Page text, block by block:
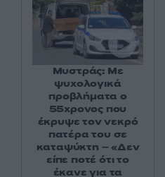
Μυστράς: Με
ψυχολογικά
προβλήματα ο
55χρονος που
έκρυψε τον νεκρό
πατέρα του σε
καταψύκτη – «Δεν
είπε ποτέ ότι το
έκανε για τα